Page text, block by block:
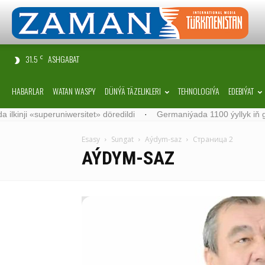
31.5 C ASHGABAT
HABARLAR WATAN WASPY DÜNÝÄ TÄZELIKLERI TEHNOLOGIÝA EDEBIÝAT
döredildi · Germaniýada 1100 ýyllyk iň garry agaç
Esasy Sungat Aýdym-saz Страница 2
AÝDYM-SAZ